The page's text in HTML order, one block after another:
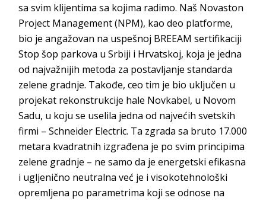
sa svim klijentima sa kojima radimo. Naš Novaston
Project Management(NPM), kao deo platforme,
bio je angažovan na uspešnoj BREEAM sertifikaciji
Stop šop parkova u Srbiji i Hrvatskoj, koja je jedna
od najvažnijih metoda za postavljanje standarda
zelene gradnje. Takođe, ceo tim je bio uključen u
projekat rekonstrukcije hale Novkabel, u Novom
Sadu, u koju se uselila jedna od najvećih svetskih
firmi –Schneider Electric. Ta zgrada sa bruto 17.000
metara kvadratnih izgrađena je po svim principima
zelene gradnje – ne samo da je energetski efikasna
i ugljenično neutralna već je i visokotehnološki
opremljena po parametrima koji se odnose na